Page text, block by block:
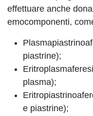
effettuare anche
emocomponenti,
piastrine);
plasma);
e piastrine);